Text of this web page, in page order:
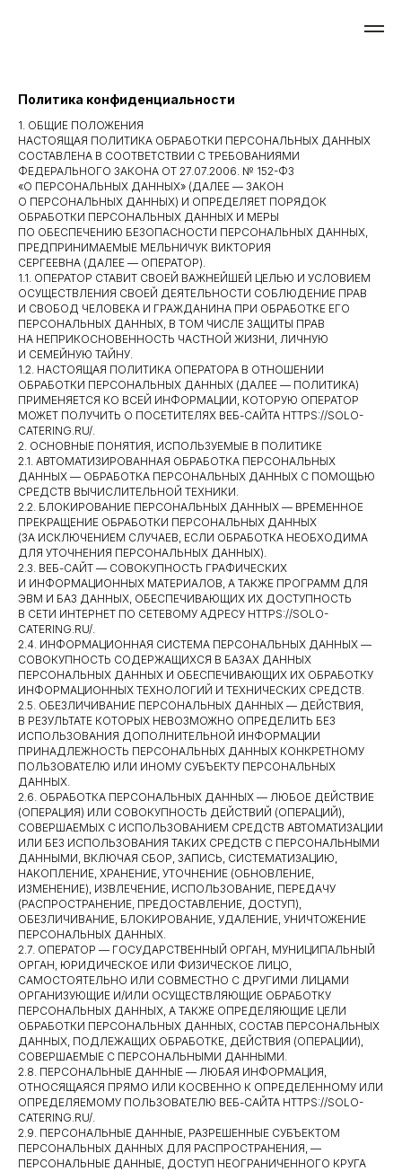
Политика конфиденциальности
1. ОБЩИЕ ПОЛОЖЕНИЯ
НАСТОЯЩАЯ ПОЛИТИКА ОБРАБОТКИ ПЕРСОНАЛЬНЫХ ДАННЫХ
СОСТАВЛЕНА В СООТВЕТСТВИИ С ТРЕБОВАНИЯМИ
ФЕДЕРАЛЬНОГО ЗАКОНА ОТ 27.07.2006. № 152-ФЗ
«О ПЕРСОНАЛЬНЫХ ДАННЫХ» (ДАЛЕЕ — ЗАКОН
О ПЕРСОНАЛЬНЫХ ДАННЫХ) И ОПРЕДЕЛЯЕТ ПОРЯДОК
ОБРАБОТКИ ПЕРСОНАЛЬНЫХ ДАННЫХ И МЕРЫ
ПО ОБЕСПЕЧЕНИЮ БЕЗОПАСНОСТИ ПЕРСОНАЛЬНЫХ ДАННЫХ,
ПРЕДПРИНИМАЕМЫЕ МЕЛЬНИЧУК ВИКТОРИЯ
СЕРГЕЕВНА (ДАЛЕЕ — ОПЕРАТОР).
1.1. ОПЕРАТОР СТАВИТ СВОЕЙ ВАЖНЕЙШЕЙ ЦЕЛЬЮ И УСЛОВИЕМ
ОСУЩЕСТВЛЕНИЯ СВОЕЙ ДЕЯТЕЛЬНОСТИ СОБЛЮДЕНИЕ ПРАВ
И СВОБОД ЧЕЛОВЕКА И ГРАЖДАНИНА ПРИ ОБРАБОТКЕ ЕГО
ПЕРСОНАЛЬНЫХ ДАННЫХ, В ТОМ ЧИСЛЕ ЗАЩИТЫ ПРАВ
НА НЕПРИКОСНОВЕННОСТЬ ЧАСТНОЙ ЖИЗНИ, ЛИЧНУЮ
И СЕМЕЙНУЮ ТАЙНУ.
1.2. НАСТОЯЩАЯ ПОЛИТИКА ОПЕРАТОРА В ОТНОШЕНИИ
ОБРАБОТКИ ПЕРСОНАЛЬНЫХ ДАННЫХ (ДАЛЕЕ — ПОЛИТИКА)
ПРИМЕНЯЕТСЯ КО ВСЕЙ ИНФОРМАЦИИ, КОТОРУЮ ОПЕРАТОР
МОЖЕТ ПОЛУЧИТЬ О ПОСЕТИТЕЛЯХ ВЕБ-САЙТА HTTPS://SOLO-
CATERING.RU/.
2. ОСНОВНЫЕ ПОНЯТИЯ, ИСПОЛЬЗУЕМЫЕ В ПОЛИТИКЕ
2.1. АВТОМАТИЗИРОВАННАЯ ОБРАБОТКА ПЕРСОНАЛЬНЫХ
ДАННЫХ — ОБРАБОТКА ПЕРСОНАЛЬНЫХ ДАННЫХ С ПОМОЩЬЮ
СРЕДСТВ ВЫЧИСЛИТЕЛЬНОЙ ТЕХНИКИ.
2.2. БЛОКИРОВАНИЕ ПЕРСОНАЛЬНЫХ ДАННЫХ — ВРЕМЕННОЕ
ПРЕКРАЩЕНИЕ ОБРАБОТКИ ПЕРСОНАЛЬНЫХ ДАННЫХ
(ЗА ИСКЛЮЧЕНИЕМ СЛУЧАЕВ, ЕСЛИ ОБРАБОТКА НЕОБХОДИМА
ДЛЯ УТОЧНЕНИЯ ПЕРСОНАЛЬНЫХ ДАННЫХ).
2.3. ВЕБ-САЙТ — СОВОКУПНОСТЬ ГРАФИЧЕСКИХ
И ИНФОРМАЦИОННЫХ МАТЕРИАЛОВ, А ТАКЖЕ ПРОГРАММ ДЛЯ
ЭВМ И БАЗ ДАННЫХ, ОБЕСПЕЧИВАЮЩИХ ИХ ДОСТУПНОСТЬ
В СЕТИ ИНТЕРНЕТ ПО СЕТЕВОМУ АДРЕСУ HTTPS://SOLO-
CATERING.RU/.
2.4. ИНФОРМАЦИОННАЯ СИСТЕМА ПЕРСОНАЛЬНЫХ ДАННЫХ —
СОВОКУПНОСТЬ СОДЕРЖАЩИХСЯ В БАЗАХ ДАННЫХ
ПЕРСОНАЛЬНЫХ ДАННЫХ И ОБЕСПЕЧИВАЮЩИХ ИХ ОБРАБОТКУ
ИНФОРМАЦИОННЫХ ТЕХНОЛОГИЙ И ТЕХНИЧЕСКИХ СРЕДСТВ.
2.5. ОБЕЗЛИЧИВАНИЕ ПЕРСОНАЛЬНЫХ ДАННЫХ — ДЕЙСТВИЯ,
В РЕЗУЛЬТАТЕ КОТОРЫХ НЕВОЗМОЖНО ОПРЕДЕЛИТЬ БЕЗ
ИСПОЛЬЗОВАНИЯ ДОПОЛНИТЕЛЬНОЙ ИНФОРМАЦИИ
ПРИНАДЛЕЖНОСТЬ ПЕРСОНАЛЬНЫХ ДАННЫХ КОНКРЕТНОМУ
ПОЛЬЗОВАТЕЛЮ ИЛИ ИНОМУ СУБЪЕКТУ ПЕРСОНАЛЬНЫХ
ДАННЫХ.
2.6. ОБРАБОТКА ПЕРСОНАЛЬНЫХ ДАННЫХ — ЛЮБОЕ ДЕЙСТВИЕ
(ОПЕРАЦИЯ) ИЛИ СОВОКУПНОСТЬ ДЕЙСТВИЙ (ОПЕРАЦИЙ),
СОВЕРШАЕМЫХ С ИСПОЛЬЗОВАНИЕМ СРЕДСТВ АВТОМАТИЗАЦИИ
ИЛИ БЕЗ ИСПОЛЬЗОВАНИЯ ТАКИХ СРЕДСТВ С ПЕРСОНАЛЬНЫМИ
ДАННЫМИ, ВКЛЮЧАЯ СБОР, ЗАПИСЬ, СИСТЕМАТИЗАЦИЮ,
НАКОПЛЕНИЕ, ХРАНЕНИЕ, УТОЧНЕНИЕ (ОБНОВЛЕНИЕ,
ИЗМЕНЕНИЕ), ИЗВЛЕЧЕНИЕ, ИСПОЛЬЗОВАНИЕ, ПЕРЕДАЧУ
(РАСПРОСТРАНЕНИЕ, ПРЕДОСТАВЛЕНИЕ, ДОСТУП),
ОБЕЗЛИЧИВАНИЕ, БЛОКИРОВАНИЕ, УДАЛЕНИЕ, УНИЧТОЖЕНИЕ
ПЕРСОНАЛЬНЫХ ДАННЫХ.
2.7. ОПЕРАТОР — ГОСУДАРСТВЕННЫЙ ОРГАН, МУНИЦИПАЛЬНЫЙ
ОРГАН, ЮРИДИЧЕСКОЕ ИЛИ ФИЗИЧЕСКОЕ ЛИЦО,
САМОСТОЯТЕЛЬНО ИЛИ СОВМЕСТНО С ДРУГИМИ ЛИЦАМИ
ОРГАНИЗУЮЩИЕ И/ИЛИ ОСУЩЕСТВЛЯЮЩИЕ ОБРАБОТКУ
ПЕРСОНАЛЬНЫХ ДАННЫХ, А ТАКЖЕ ОПРЕДЕЛЯЮЩИЕ ЦЕЛИ
ОБРАБОТКИ ПЕРСОНАЛЬНЫХ ДАННЫХ, СОСТАВ ПЕРСОНАЛЬНЫХ
ДАННЫХ, ПОДЛЕЖАЩИХ ОБРАБОТКЕ, ДЕЙСТВИЯ (ОПЕРАЦИИ),
СОВЕРШАЕМЫЕ С ПЕРСОНАЛЬНЫМИ ДАННЫМИ.
2.8. ПЕРСОНАЛЬНЫЕ ДАННЫЕ — ЛЮБАЯ ИНФОРМАЦИЯ,
ОТНОСЯЩАЯСЯ ПРЯМО ИЛИ КОСВЕННО К ОПРЕДЕЛЕННОМУ ИЛИ
ОПРЕДЕЛЯЕМОМУ ПОЛЬЗОВАТЕЛЮ ВЕБ-САЙТА HTTPS://SOLO-
CATERING.RU/.
2.9. ПЕРСОНАЛЬНЫЕ ДАННЫЕ, РАЗРЕШЕННЫЕ СУБЪЕКТОМ
ПЕРСОНАЛЬНЫХ ДАННЫХ ДЛЯ РАСПРОСТРАНЕНИЯ, —
ПЕРСОНАЛЬНЫЕ ДАННЫЕ, ДОСТУП НЕОГРАНИЧЕННОГО КРУГА